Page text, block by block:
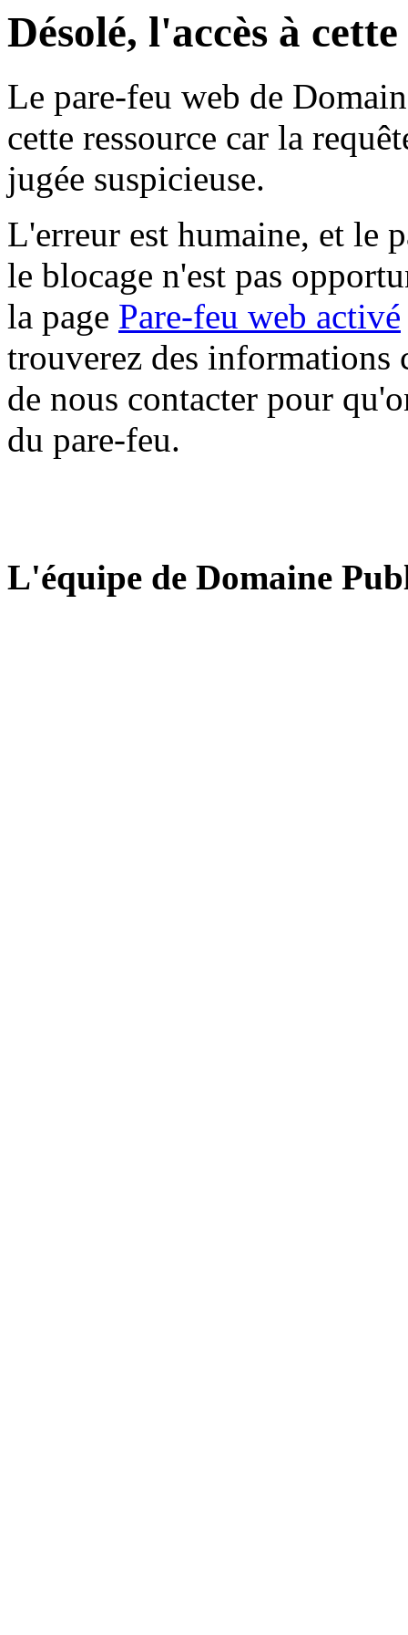
Désolé, l'accès à
Le pare-feu web de
cette ressource car la
jugée suspicieuse.
L'erreur est humaine, et le
le blocage n'est pas
la page Pare-feu web activé
trouverez des informations
de nous contacter pour
du pare-feu.
L'équipe de Domaine